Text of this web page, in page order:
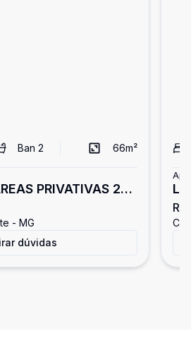
Ban2 66m²
PRIVATIVAS 2Q-
- MG
dúvidas